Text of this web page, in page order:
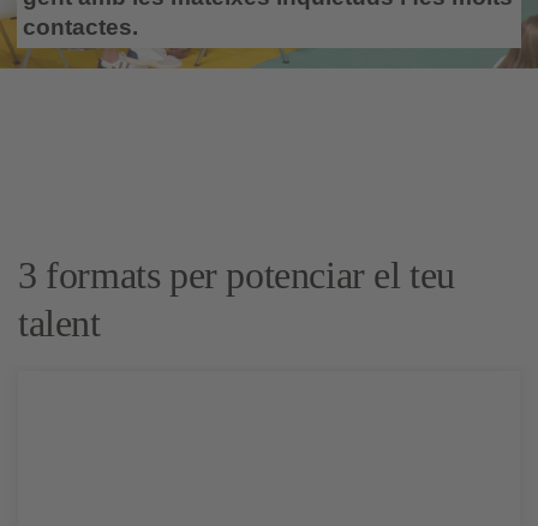
contactes.
3 formats per potenciar el teu
talent